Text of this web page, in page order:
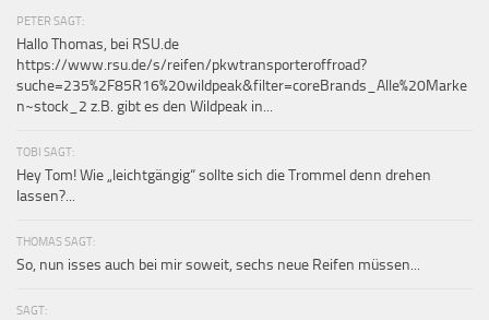
PETER SAGT:
Hallo Thomas, bei RSU.de
https://www.rsu.de/s/reifen/pkwtransporteroffroad?
suche=235%2F85R16%20wildpeak&filter=coreBrands_Alle%20Marke
n~stock_2 z.B. gibt es den Wildpeak in...
TOBI SAGT:
Hey Tom! Wie „leichtgängig“ sollte sich die Trommel denn drehen
lassen?...
THOMAS SAGT:
So, nun isses auch bei mir soweit, sechs neue Reifen müssen...
SAGT: